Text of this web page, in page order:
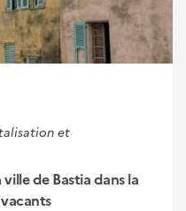
et
de Bastia dans la